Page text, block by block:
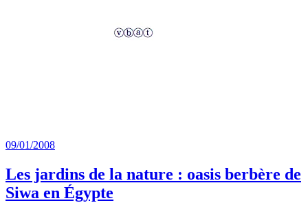
09/01/2008
Les jardins de la nature : oasis berbère de
Siwa en Égypte